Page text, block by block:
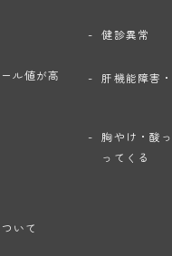
健診異常
ル値が高
肝機能障害
胸やけ・酸
ってくる
いて